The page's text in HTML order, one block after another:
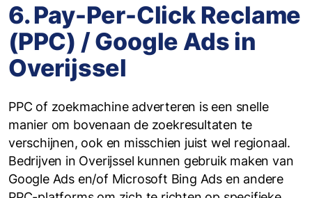
6. Pay-Per-Click Reclame
(PPC) / Google Ads in
Overijssel
‍PPC of zoekmachine adverteren is een snelle
manier om bovenaan de zoekresultaten te
verschijnen, ook en misschien juist wel regionaal.
Bedrijven in Overijssel kunnen gebruik maken van
Google Ads en/of Microsoft Bing Ads en andere